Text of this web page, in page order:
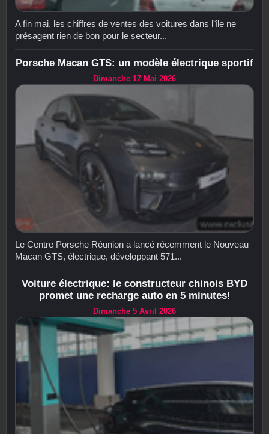
A fin mai, les chiffres de ventes des voitures dans l'île ne
présagent rien de bon pour le secteur...
Porsche Macan GTS: un modèle électrique sportif
Dimanche 17 Mai 2026
Le Centre Porsche Réunion a lancé récemment le Nouveau
Macan GTS, électrique, développant 571...
Voiture électrique: le constructeur chinois BYD
promet une recharge auto en 5 minutes!
Dimanche 5 Avril 2026